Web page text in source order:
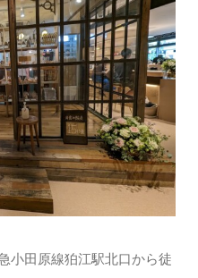
小田原線狛江駅北口から徒